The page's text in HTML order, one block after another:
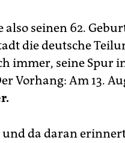
seinen 62.
die deutsche
immer, seine Spur
Vorhang: Am 13.
da daran